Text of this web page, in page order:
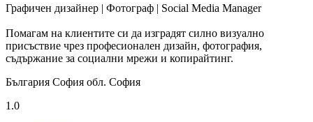
Графичен дизайнер | Фотограф | Social Media Manager
Помагам на клиентите си да изградят силно визуално
присъствие чрез професионален дизайн, фотография,
съдържание за социални мрежи и копирайтинг.
България София обл. София
1.0